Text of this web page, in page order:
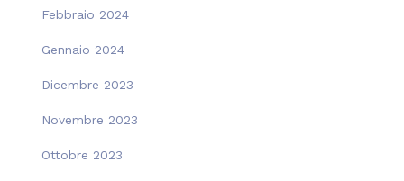
Febbraio 2024
Gennaio 2024
Dicembre 2023
Novembre 2023
Ottobre 2023